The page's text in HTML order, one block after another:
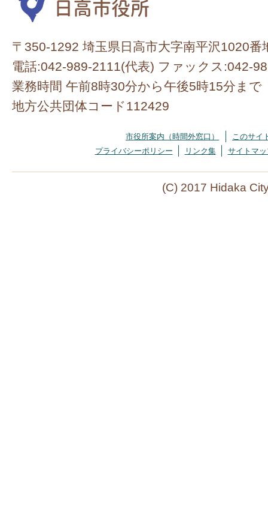
〒350-1292 埼玉県日高市大字南平沢1020番
電話:042-989-2111(代表) ファックス:042-
業務時間 午前8時30分から午後5時15分まで
地方公共団体コード112429
市役所案内（時間外窓口）
このサイ
プライバシーポリシー
リンク集 サイトマッ
(C) 2017 Hidaka